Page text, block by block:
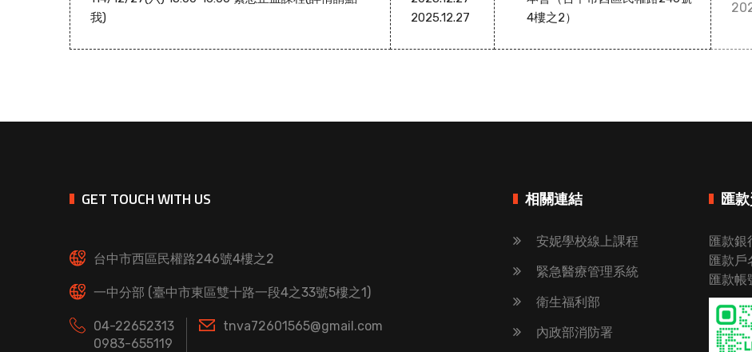
我)
2025.12.27
4樓之2）
GET TOUCH WITH US
台中市西區民權路246號4樓之2
一中分部 (臺中市東區雙十路一段4之33號5樓之1)
04-22652313
0983-655119
tnva72601565@gmail.com
相關連結
安妮學校線上課程
緊急醫療管理系統
衛生福利部
內政部消防署
匯
匯款銀
匯款戶
匯款